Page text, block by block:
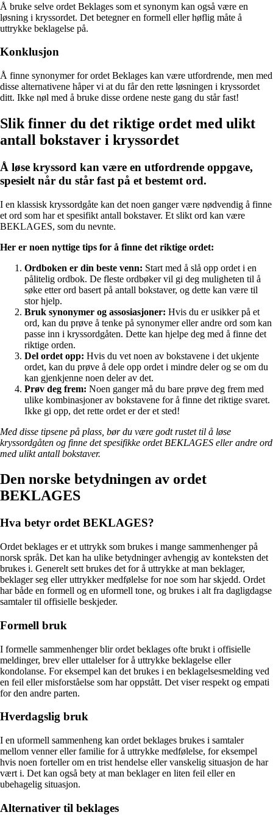
Å bruke selve ordet Beklages som et synonym kan også være en
løsning i kryssordet. Det betegner en formell eller høflig måte å
uttrykke beklagelse på.
Konklusjon
Å finne synonymer for ordet Beklages kan være utfordrende, men med
disse alternativene håper vi at du får den rette løsningen i kryssordet
ditt. Ikke nøl med å bruke disse ordene neste gang du står fast!
Slik finner du det riktige ordet med ulikt
antall bokstaver i kryssordet
Å løse kryssord kan være en utfordrende oppgave,
spesielt når du står fast på et bestemt ord.
I en klassisk kryssordgåte kan det noen ganger være nødvendig å finne
et ord som har et spesifikt antall bokstaver. Et slikt ord kan være
BEKLAGES, som du nevnte.
Her er noen nyttige tips for å finne det riktige ordet:
Ordboken er din beste venn: Start med å slå opp ordet i en
pålitelig ordbok. De fleste ordbøker vil gi deg muligheten til å
søke etter ord basert på antall bokstaver, og dette kan være til
stor hjelp.
Bruk synonymer og assosiasjoner: Hvis du er usikker på et
ord, kan du prøve å tenke på synonymer eller andre ord som kan
passe inn i kryssordgåten. Dette kan hjelpe deg med å finne det
riktige orden.
Del ordet opp: Hvis du vet noen av bokstavene i det ukjente
ordet, kan du prøve å dele opp ordet i mindre deler og se om du
kan gjenkjenne noen deler av det.
Prøv deg frem: Noen ganger må du bare prøve deg frem med
ulike kombinasjoner av bokstavene for å finne det riktige svaret.
Ikke gi opp, det rette ordet er der et sted!
Med disse tipsene på plass, bør du være godt rustet til å løse
kryssordgåten og finne det spesifikke ordet BEKLAGES eller andre ord
med ulikt antall bokstaver.
Den norske betydningen av ordet
BEKLAGES
Hva betyr ordet BEKLAGES?
Ordet beklages er et uttrykk som brukes i mange sammenhenger på
norsk språk. Det kan ha ulike betydninger avhengig av konteksten det
brukes i. Generelt sett brukes det for å uttrykke at man beklager,
beklager seg eller uttrykker medfølelse for noe som har skjedd. Ordet
har både en formell og en uformell tone, og brukes i alt fra dagligdagse
samtaler til offisielle beskjeder.
Formell bruk
I formelle sammenhenger blir ordet beklages ofte brukt i offisielle
meldinger, brev eller uttalelser for å uttrykke beklagelse eller
kondolanse. For eksempel kan det brukes i en beklagelsesmelding ved
en feil eller misforståelse som har oppstått. Det viser respekt og empati
for den andre parten.
Hverdagslig bruk
I en uformell sammenheng kan ordet beklages brukes i samtaler
mellom venner eller familie for å uttrykke medfølelse, for eksempel
hvis noen forteller om en trist hendelse eller vanskelig situasjon de har
vært i. Det kan også bety at man beklager en liten feil eller en
ubehagelig situasjon.
Alternativer til beklages